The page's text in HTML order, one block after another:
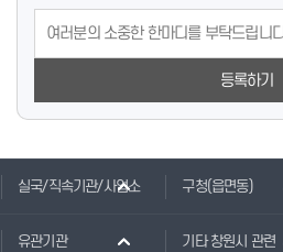
등록하기
실국/직속기관/사업소 구청(읍면동)
유관기관 기타 창원시 관련